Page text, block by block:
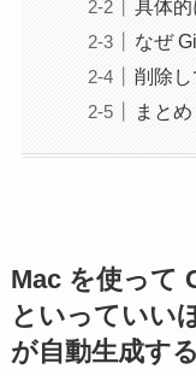
具体的
なぜ
削除し
まとめ
Mac を使って
といっていい
が自動生成す